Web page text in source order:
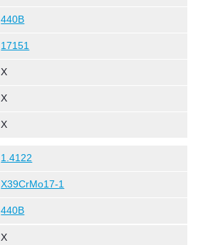
440B
17151
X
X
X
1.4122
X39CrMo17-1
440B
X